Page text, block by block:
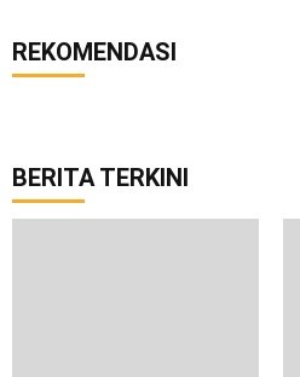
REKOMENDASI
BERITA TERKINI